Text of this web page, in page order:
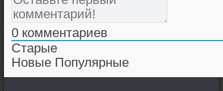
0 комментариев
Старые
Новые Популярные